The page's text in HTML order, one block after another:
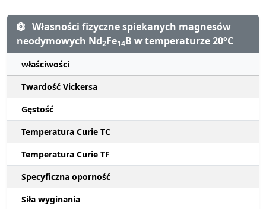
Własności fizyczne spiekanych magnesów
neodymowych Nd2Fe14B w temperaturze 20°C
właściwości
Twardość Vickersa
Gęstość
Temperatura Curie TC
Temperatura Curie TF
Specyficzna oporność
Siła wyginania